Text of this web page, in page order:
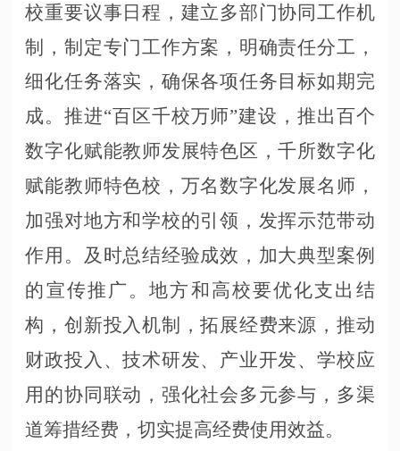
校重要议事日程，建立多部门协同工作机
制，制定专门工作方案，明确责任分工，
细化任务落实，确保各项任务目标如期完
成。推进“百区千校万师”建设，推出百个
数字化赋能教师发展特色区，千所数字化
赋能教师特色校，万名数字化发展名师，
加强对地方和学校的引领，发挥示范带动
作用。及时总结经验成效，加大典型案例
的宣传推广。地方和高校要优化支出结
构，创新投入机制，拓展经费来源，推动
财政投入、技术研发、产业开发、学校应
用的协同联动，强化社会多元参与，多渠
道筹措经费，切实提高经费使用效益。